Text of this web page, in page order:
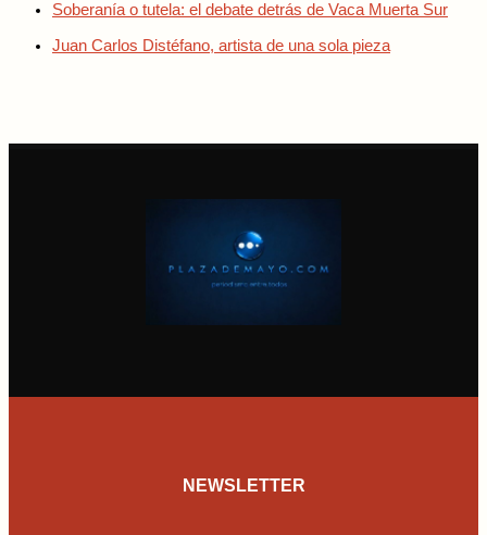
Soberanía o tutela: el debate detrás de Vaca Muerta Sur
Juan Carlos Distéfano, artista de una sola pieza
NEWSLETTER